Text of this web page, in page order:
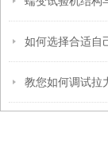
教您如何调试拉